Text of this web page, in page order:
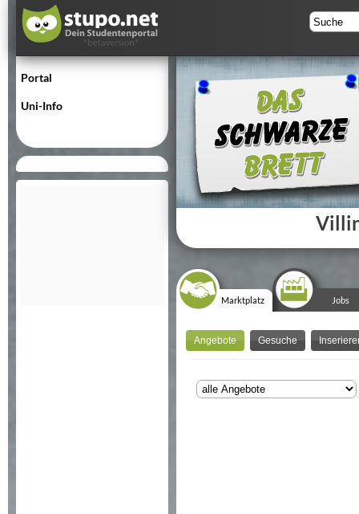
Portal
Uni-Info
Marktplatz Jobs
Angebote Gesuche